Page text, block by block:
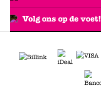
Volg ons op de voet!